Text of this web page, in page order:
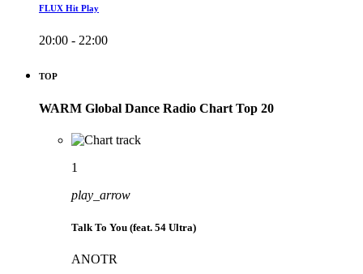
FLUX Hit Play
20:00 - 22:00
TOP
WARM Global Dance Radio Chart Top 20
1
play_arrow
Talk To You (feat. 54 Ultra)
ANOTR